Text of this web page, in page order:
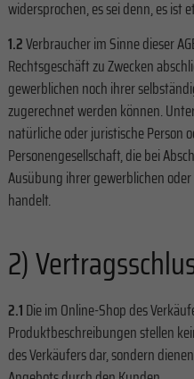
widersprochen, es sei denn, es ist
1.2Verbraucher im Sinne dieser
Rechtsgeschäft zu Zwecken
gewerblichen noch ihrer
zugerechnet werden können.
natürliche oder juristische Person
Personengesellschaft, die bei
Ausübung ihrer gewerblichen
handelt.
2)
2.1Die im Online-Shop des
Produktbeschreibungen stellen
des Verkäufers dar, sondern